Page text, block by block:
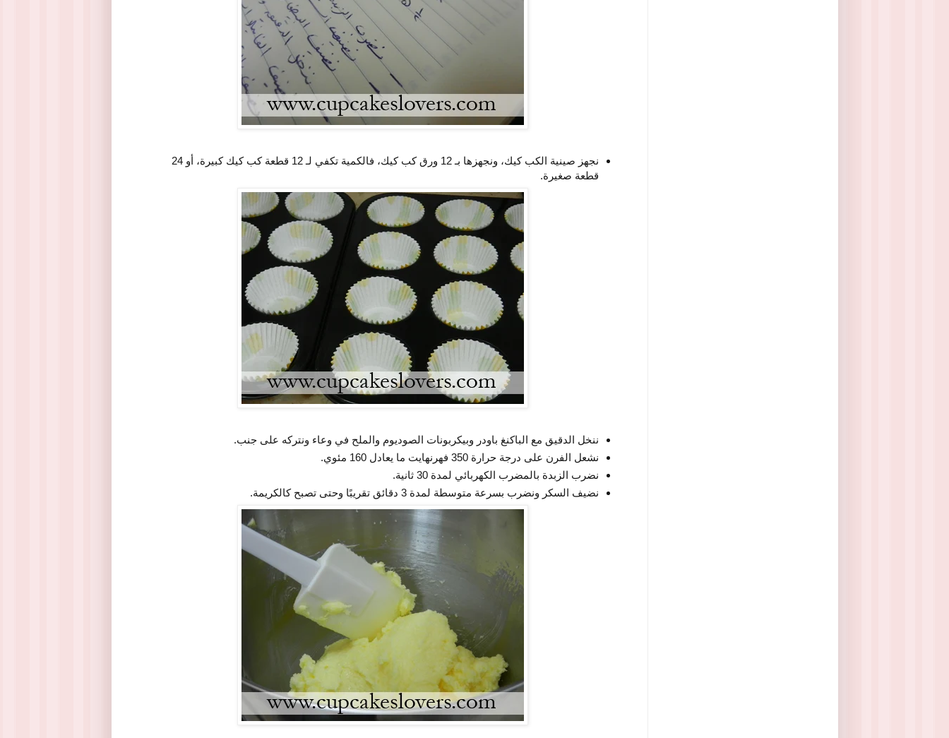
نجهز صينية الكب كيك، ونجهزها بـ 12 ورق كب كيك، فالكمية تكفي لـ 12 قطعة كب كيك كبيرة، أو 24
قطعة صغيرة.
ننخل الدقيق مع الباكنغ باودر وبيكربونات الصوديوم والملح في وعاء ونتركه على جنب.
نشعل الفرن على درجة حرارة 350 فهرنهايت ما يعادل 160 مئوي.
نضرب الزبدة بالمضرب الكهربائي لمدة 30 ثانية.
نضيف السكر ونضرب بسرعة متوسطة لمدة 3 دقائق تقريبًا وحتى تصبح كالكريمة.